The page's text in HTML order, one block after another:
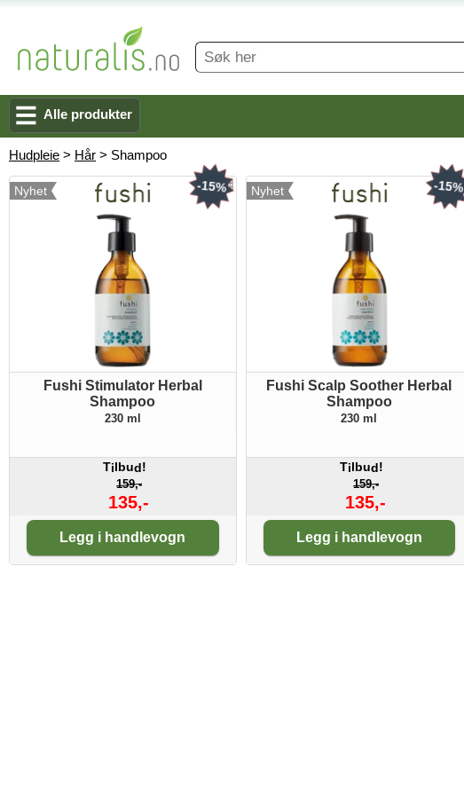
Alle produkter
Hudpleie > Hår > Shampoo
Nyhet
Fushi Stimulator Herbal
Shampoo
230 ml
Tilbud!
159,-
135,-
-15%
Legg i handlevogn
Nyhet
Fushi Scalp Soother Herbal
Shampoo
230 ml
Tilbud!
159,-
135,-
-15%
Legg i handlevogn